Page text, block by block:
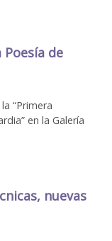
de
“Primera
en la Galería
nuevas